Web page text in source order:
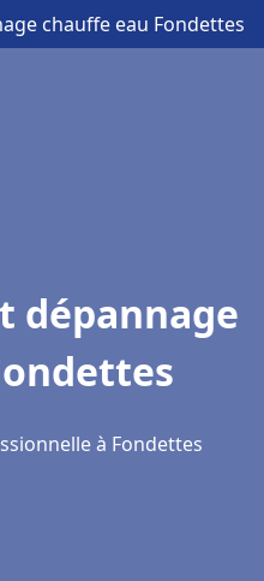
chauffe eau Fondettes
dépannage
à Fondettes